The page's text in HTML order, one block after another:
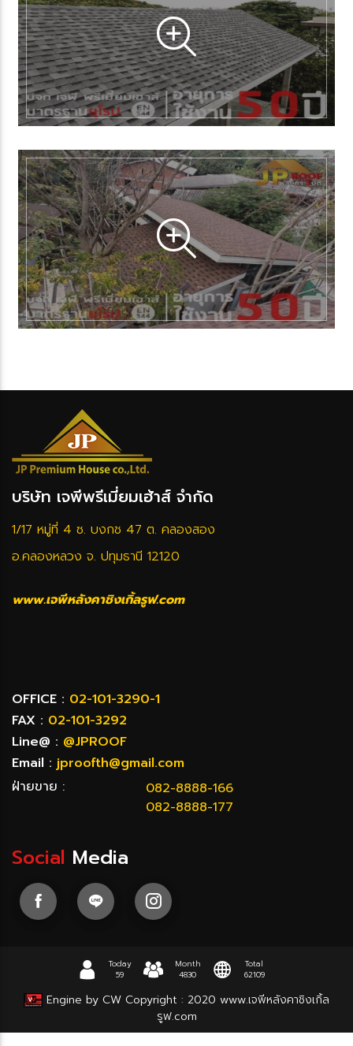
บริษัท เจพีพรีเมี่ยมเฮ้าส์ จำกัด
1/17 หมู่ที่ 4 ซ. บงกช 47 ต. คลองสอง
อ.คลองหลวง จ. ปทุมธานี 12120
www.เจพีหลังคาชิงเกิ้ลรูฟ.com
OFFICE : 02-101-3290-1
FAX : 02-101-3292
Line@ : @JPROOF
Email : jproofth@gmail.com
ฝ่ายขาย :
082-8888-166
082-8888-177
Social Media
Today
59
Month
4830
Total
62109
Engine by CW Copyright : 2020 www.เจพีหลังคาชิงเกิ้ล
รูฟ.com